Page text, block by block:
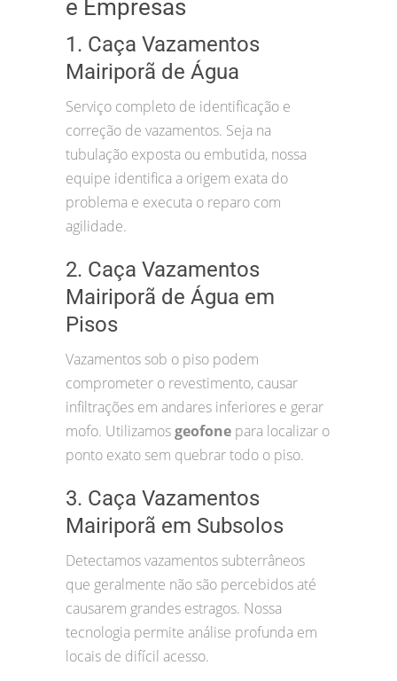
e Empresas
1. Caça Vazamentos
Mairiporã de Água
Serviço completo de identificação e
correção de vazamentos. Seja na
tubulação exposta ou embutida, nossa
equipe identifica a origem exata do
problema e executa o reparo com
agilidade.
2. Caça Vazamentos
Mairiporã de Água em
Pisos
Vazamentos sob o piso podem
comprometer o revestimento, causar
infiltrações em andares inferiores e gerar
mofo. Utilizamosgeofone para localizar o
ponto exato sem quebrar todo o piso.
3. Caça Vazamentos
Mairiporã em Subsolos
Detectamos vazamentos subterrâneos
que geralmente não são percebidos até
causarem grandes estragos. Nossa
tecnologia permite análise profunda em
locais de difícil acesso.